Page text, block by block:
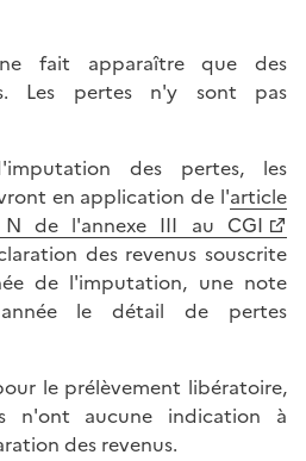
fait apparaître que des
Les pertes n'y sont pas
des pertes, les
en application de l'article
N de l'annexe III au CGI
des revenus souscrite
de l'imputation, une note
le détail de pertes
le prélèvement libératoire,
n'ont aucune indication à
des revenus.